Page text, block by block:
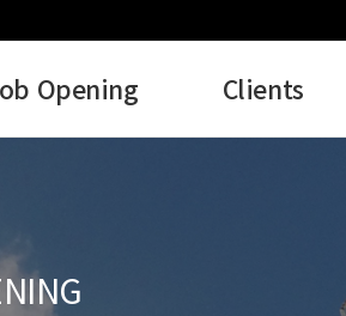
Opening Clients